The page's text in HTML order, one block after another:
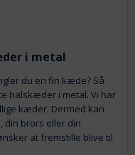
i metal
du en fin kæde? Så
halskæder i metal. Vi har
kæder. Dermed kan
din brors eller din
at fremstille blive til